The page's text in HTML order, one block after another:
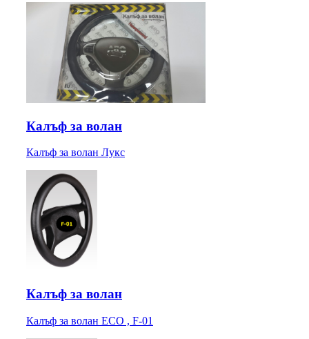
Калъф за волан
Калъф за волан Лукс
Калъф за волан
Калъф за волан ECO , F-01